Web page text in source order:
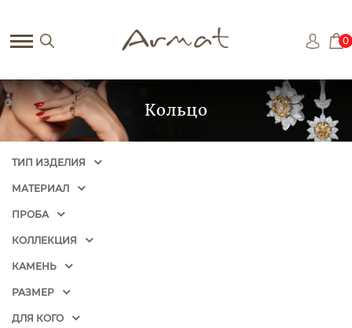
0
Кольцо
ТИП ИЗДЕЛИЯ
МАТЕРИАЛ
ПРОБА
КОЛЛЕКЦИЯ
КАМЕНЬ
РАЗМЕР
ДЛЯ КОГО